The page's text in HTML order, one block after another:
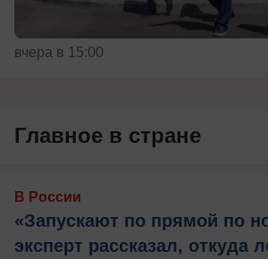
вчера в 15:00
Главное в стране
В России
«Запускают по прямой по
эксперт рассказал, откуда